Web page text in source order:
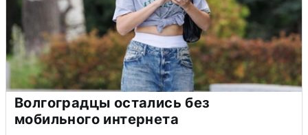
Волгоградцы остались без
мобильного интернета